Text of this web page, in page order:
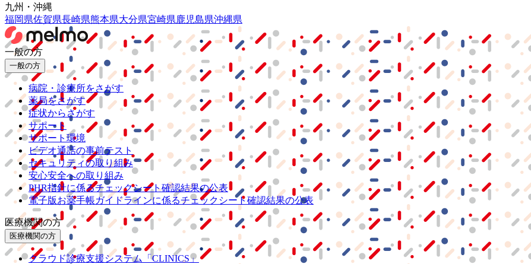
九州・沖縄
福岡県佐賀県長崎県熊本県大分県宮崎県鹿児島県沖縄県
一般の方
一般の方
病院・診療所をさがす
薬局をさがす
症状からさがす
サポート
サポート環境
ビデオ通話の事前テスト
セキュリティの取り組み
安心安全への取り組み
PHR指針に係るチェックシート確認結果の公表
電子版お薬手帳ガイドラインに係るチェックシート確認結果の公表
医療機関の方
医療機関の方
クラウド診療支援システム
「CLINICS」